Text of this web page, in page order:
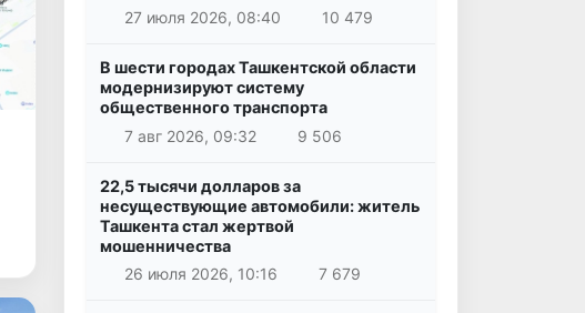
27 июля 2026, 08:40
10 479
В шести городах Ташкентской области
модернизируют систему
общественного транспорта
7 авг 2026, 09:32
9 506
22,5 тысячи долларов за
несуществующие автомобили: житель
Ташкента стал жертвой
мошенничества
26 июля 2026, 10:16
7 679